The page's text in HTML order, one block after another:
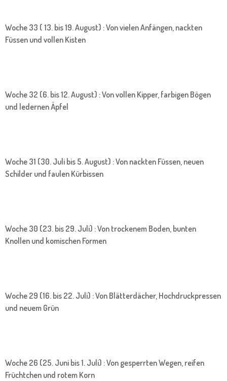
Woche 33 ( 13. bis 19. August) : Von vielen Anfängen, nackten
Füssen und vollen Kisten
Woche 32 (6. bis 12. August) : Von vollen Kipper, farbigen Bögen
und ledernen Äpfel
Woche 31 (30. Juli bis 5. August) : Von nackten Füssen, neuen
Schilder und faulen Kürbissen
Woche 30 (23. bis 29. Juli) : Von trockenem Boden, bunten
Knollen und komischen Formen
Woche 29 (16. bis 22. Juli) : Von Blätterdächer, Hochdruckpressen
und neuem Grün
Woche 26 (25. Juni bis 1. Juli) : Von gesperrten Wegen, reifen
Früchtchen und rotem Korn